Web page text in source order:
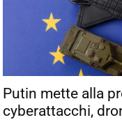
Putin mette alla
cyberattacchi,